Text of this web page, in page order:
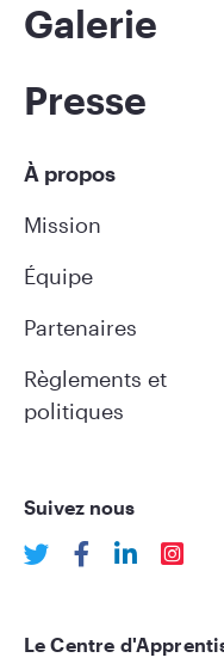
Galerie
Presse
À propos
Mission
Équipe
Partenaires
Règlements et
politiques
Suivez nous
Le Centre